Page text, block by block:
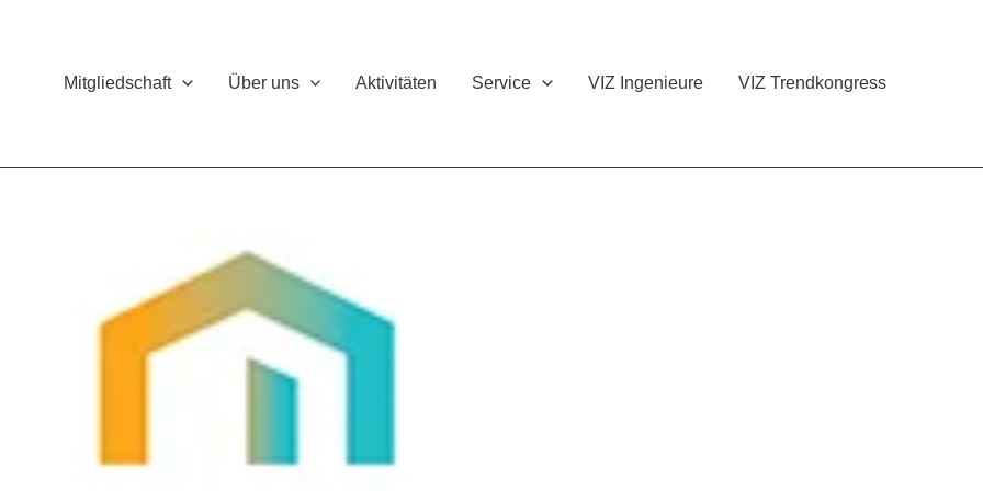
Mitgliedschaft Über uns Aktivitäten Service VIZ Ingenieure VIZ Trendkongress